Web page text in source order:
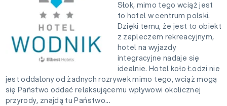
Słok, mimo tego wciąż jest
to hotel w centrum polski.
Dzięki temu, że jest to obiekt
z zapleczem rekreacyjnym,
hotel na wyjazdy
integracyjne nadaje się
idealnie. Hotel koło Łodzi nie
jest oddalony od żadnych rozrywek mimo tego, wciąż mogą
się Państwo oddać relaksującemu wpływowi okolicznej
przyrody, znajdą tu Państwo...